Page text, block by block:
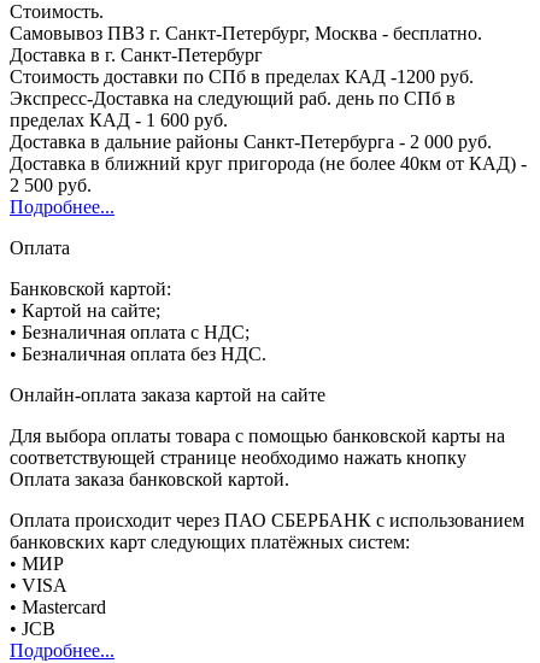
Стоимость.
Самовывоз ПВЗ г. Санкт-Петербург, Москва - бесплатно.
Доставка в г. Санкт-Петербург
Стоимость доставки по СПб в пределах КАД -1200 руб.
Экспресс-Доставка на следующий раб. день по СПб в
пределах КАД - 1 600 руб.
Доставка в дальние районы Санкт-Петербурга - 2 000 руб.
Доставка в ближний круг пригорода (не более 40км от КАД) -
2 500 руб.
Подробнее...
Оплата
Банковской картой:
• Картой на сайте;
• Безналичная оплата с НДС;
• Безналичная оплата без НДС.
Онлайн-оплата заказа картой на сайте
Для выбора оплаты товара с помощью банковской карты на
соответствующей странице необходимо нажать кнопку
Оплата заказа банковской картой.
Оплата происходит через ПАО СБЕРБАНК с использованием
банковских карт следующих платёжных систем:
• МИР
• VISA
• Mastercard
• JCB
Подробнее...